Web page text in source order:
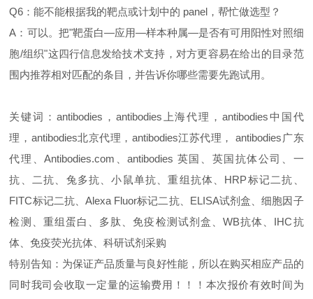
Q6：能不能根据我的靶点或计划中的 panel，帮忙做选型？
A：可以。把"靶蛋白—应用—样本种属—是否有可用阳性对照细
胞/组织"这四行信息发给技术支持，对方更容易在给出的目录范
围内推荐相对匹配的条目，并告诉你哪些需要先跑试用。
关键词：antibodies，antibodies上海代理，antibodies中国代
理，antibodies北京代理，antibodies江苏代理， antibodies广东
代理、Antibodies.com、antibodies 英国、英国抗体公司、一
抗、二抗、兔多抗、小鼠单抗、重组抗体、HRP标记二抗、
FITC标记二抗、Alexa Fluor标记二抗、ELISA试剂盒、细胞因子
检测、重组蛋白、多肽、免疫检测试剂盒、WB抗体、IHC抗
体、免疫荧光抗体、科研试剂采购
特别告知：为保证产品质量与良好性能，所以在购买相应产品的
同时我司会收取一定量的运输费用！！！本次报价有效时间为